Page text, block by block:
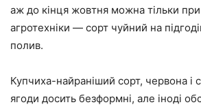
аж до кінця жовтня можна тільки
агротехніки — сорт чуйний на
полив.
Купчиха-найраніший сорт, червона і
ягоди досить безформні, але іноді